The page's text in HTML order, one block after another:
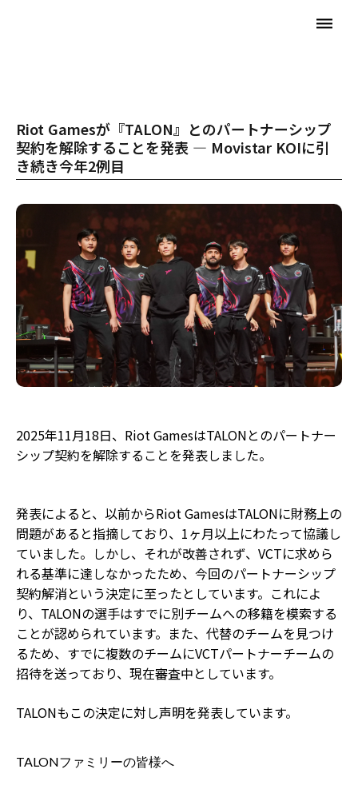
dehaze
Riot Gamesが『TALON』とのパートナーシップ
契約を解除することを発表 ― Movistar KOIに引
き続き今年2例目
2025年11月18日、Riot GamesはTALONとのパートナー
シップ契約を解除することを発表しました。
発表によると、以前からRiot GamesはTALONに財務上の
問題があると指摘しており、1ヶ月以上にわたって協議し
ていました。しかし、それが改善されず、VCTに求めら
れる基準に達しなかったため、今回のパートナーシップ
契約解消という決定に至ったとしています。これによ
り、TALONの選手はすでに別チームへの移籍を模索する
ことが認められています。また、代替のチームを見つけ
るため、すでに複数のチームにVCTパートナーチームの
招待を送っており、現在審査中としています。
TALONもこの決定に対し声明を発表しています。
TALONファミリーの皆様へ